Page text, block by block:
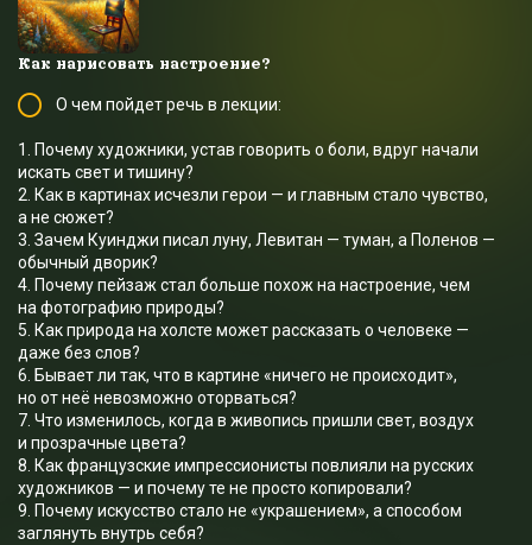
Как нарисовать настроение?
О чем пойдет речь в лекции:
1. Почему художники, устав говорить о боли, вдруг начали
искать свет и тишину?
2. Как в картинах исчезли герои — и главным стало чувство,
а не сюжет?
3. Зачем Куинджи писал луну, Левитан — туман, а Поленов —
обычный дворик?
4. Почему пейзаж стал больше похож на настроение, чем
на фотографию природы?
5. Как природа на холсте может рассказать о человеке —
даже без слов?
6. Бывает ли так, что в картине «ничего не происходит»,
но от неё невозможно оторваться?
7. Что изменилось, когда в живопись пришли свет, воздух
и прозрачные цвета?
8. Как французские импрессионисты повлияли на русских
художников — и почему те не просто копировали?
9. Почему искусство стало не «украшением», а способом
заглянуть внутрь себя?